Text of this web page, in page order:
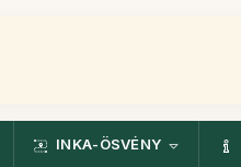
INKA-ÖSVÉNY